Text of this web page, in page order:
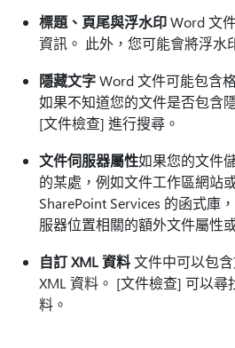
標題、頁尾與浮水印Word 文
資訊。 此外，您可能會將浮水
隱藏文字Word 文件可能包含
如果不知道您的文件是否包含
[文件檢查] 進行搜尋。
文件伺服器屬性如果您的文件
的某處，例如文件工作區網站
SharePoint Services 的函式庫
服器位置相關的額外文件屬性
自訂 XML 資料文件中可以包
XML 資料。 [文件檢查] 可以尋
料。